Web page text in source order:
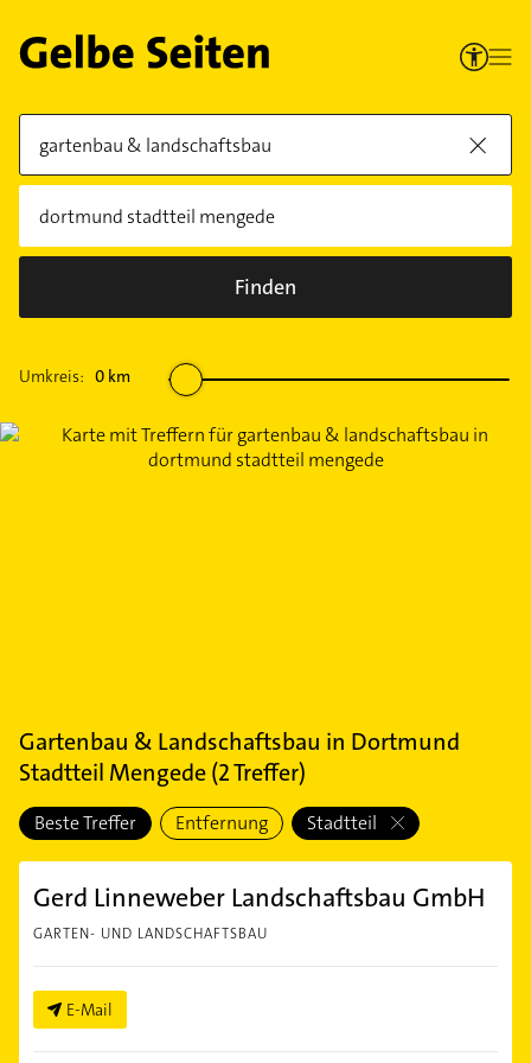
Finden
Umkreis: 0 km
Gartenbau & Landschaftsbau in Dortmund
Stadtteil Mengede(2Treffer)
Beste Treffer Entfernung Stadtteil
Gerd Linneweber Landschaftsbau GmbH
GARTEN- UND LANDSCHAFTSBAU
E-Mail